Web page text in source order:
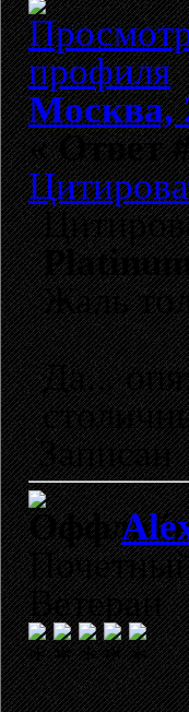
Москва,
«Ответ
Жаль
Да...
Записан
Ветеран